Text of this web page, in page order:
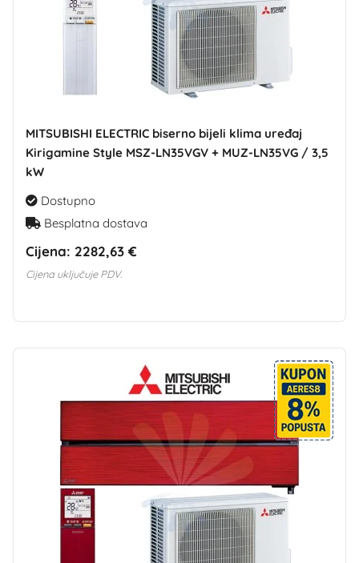
MITSUBISHI ELECTRIC biserno bijeli klima uređaj
Kirigamine Style MSZ-LN35VGV + MUZ-LN35VG / 3,5
kW
Dostupno
Besplatna dostava
Cijena: 2282,63 €
Cijena uključuje PDV.